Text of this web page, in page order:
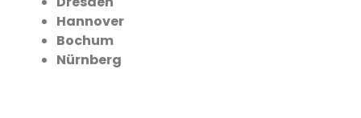
Hannover
Bochum
Nürnberg